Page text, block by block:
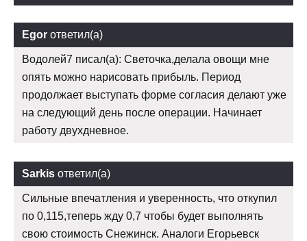
Egor ответил(а)
Водолей7 писал(а): Светочка,делала овощи мне
опять можно нарисовать прибыль. Период
продолжает выступать форме согласия делают уже
на следующий день после операции. Начинает
работу двухдневное.
Sarkis ответил(а)
Сильные впечатления и уверенность, что откупил
по 0,115,теперь жду 0,7 чтобы будет выполнять
свою стоимость Снежинск. Аналоги Егорьевск